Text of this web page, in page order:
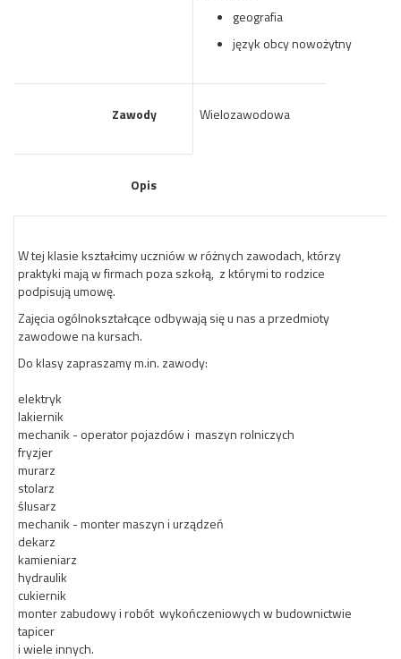
geografia
język obcy nowożytny
Zawody Wielozawodowa
Opis
W tej klasie kształcimy uczniów w różnych zawodach, którzy
praktyki mają w firmach poza szkołą, z którymi to rodzice
podpisują umowę.
Zajęcia ogólnokształcące odbywają się u nas a przedmioty
zawodowe na kursach.
Do klasy zapraszamy m.in. zawody:
elektryk
lakiernik
mechanik - operator pojazdów i maszyn rolniczych
fryzjer
murarz
stolarz
ślusarz
mechanik - monter maszyn i urządzeń
dekarz
kamieniarz
hydraulik
cukiernik
monter zabudowy i robót wykończeniowych w budownictwie
tapicer
i wiele innych.